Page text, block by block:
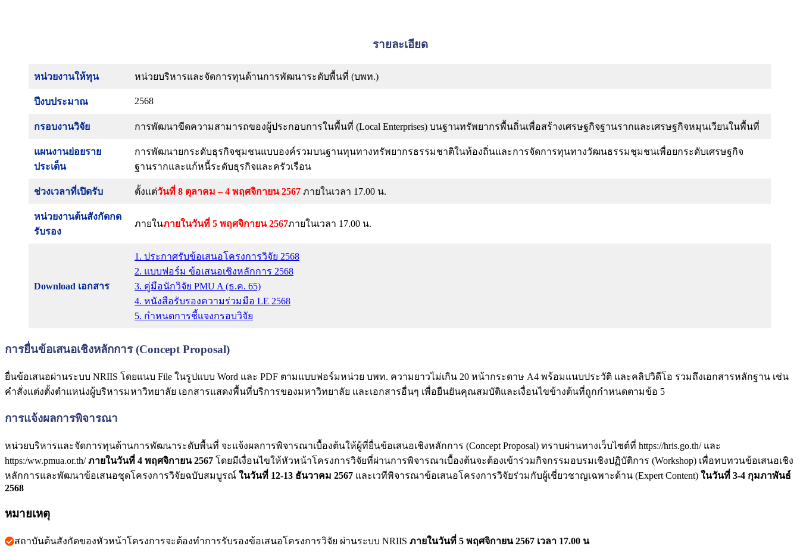
รายละเอียด
หน่วยงานให้ทุน หน่วยบริหารและจัดการทุนด้านการพัฒนาระดับพื้นที่ (บพท.)
ปีงบประมาณ 2568
กรอบงานวิจัย การพัฒนาขีดความสามารถของผู้ประกอบการในพื้นที่ (Local Enterprises) บนฐานทรัพยากรพื้นถิ่นเพื่อสร้างเศรษฐกิจฐานรากและเศรษฐกิจหมุนเวียนในพื้นที่
แผนงานย่อยราย
ประเด็น
การพัฒนายกระดับธุรกิจชุมชนแบบองค์รวมบนฐานทุนทางทรัพยากรธรรมชาติในท้องถิ่นและการจัดการทุนทางวัฒนธรรมชุมชนเพื่อยกระดับเศรษฐกิจ
ฐานรากและแก้หนี้ระดับธุรกิจและครัวเรือน
ช่วงเวลาที่เปิดรับ ตั้งแต่วันที่ 8 ตุลาคม – 4 พฤศจิกายน 2567 ภายในเวลา 17.00 น.
หน่วยงานต้นสังกัดกด
รับรอง
ภายในภายในวันที่ 5 พฤศจิกายน 2567ภายในเวลา 17.00 น.
Download เอกสาร
1. ประกาศรับข้อเสนอโครงการวิจัย 2568
2. แบบฟอร์ม ข้อเสนอเชิงหลักการ 2568
3. คู่มือนักวิจัย PMU A (ธ.ค. 65)
4. หนังสือรับรองความร่วมมือ LE 2568
5. กำหนดการชี้แจงกรอบวิจัย
การยื่นข้อเสนอเชิงหลักการ (Concept Proposal)
ยื่นข้อเสนอผ่านระบบ NRIIS โดยแนบ File ในรูปแบบ Word และ PDF ตามแบบฟอร์มหน่วย บพท. ความยาวไม่เกิน 20 หน้ากระดาษ A4 พร้อมแนบประวัติ และคลิปวิดีโอ รวมถึงเอกสารหลักฐาน เช่น
คำสั่งแต่งตั้งตำแหน่งผู้บริหารมหาวิทยาลัย เอกสารแสดงพื้นที่บริการของมหาวิทยาลัย และเอกสารอื่นๆ เพื่อยืนยันคุณสมบัติและเงื่อนไขข้างต้นที่ถูกกำหนดตามข้อ 5
การแจ้งผลการพิจารณา
หน่วยบริหารและจัดการทุนด้านการพัฒนาระดับพื้นที่ จะแจ้งผลการพิจารณาเบื้องต้นให้ผู้ที่ยื่นข้อเสนอเชิงหลักการ (Concept Proposal) ทราบผ่านทางเว็บไซต์ที่ https://hris.go.th/ และ
https:/ww.pmua.or.th/ภายในวันที่ 4 พฤศจิกายน 2567 โดยมีเงื่อนไขให้หัวหน้าโครงการวิจัยที่ผ่านการพิจารณาเบื้องต้นจะต้องเข้าร่วมกิจกรรมอบรมเชิงปฏิบัติการ (Workshop) เพื่อทบทวนข้อเสนอเชิง
หลักการและพัฒนาข้อเสนอชุดโครงการวิจัยฉบับสมบูรณ์ ในวันที่ 12-13 ธันวาคม 2567 และเวทีพิจารณาข้อเสนอโครงการวิจัยร่วมกับผู้เชี่ยวชาญเฉพาะด้าน (Expert Content) ในวันที่ 3-4 กุมภาพันธ์
2568
หมายเหตุ
สถาบันต้นสังกัดของหัวหน้าโครงการจะต้องทำการรับรองข้อเสนอโครงการวิจัย ผ่านระบบ NRIIS ภายในวันที่ 5 พฤศจิกายน 2567 เวลา 17.00 น